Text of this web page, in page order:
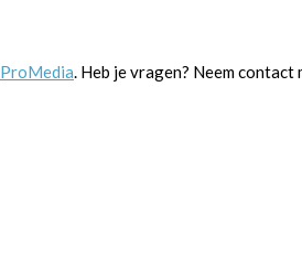
ProMedia. Heb je vragen? Neem contact